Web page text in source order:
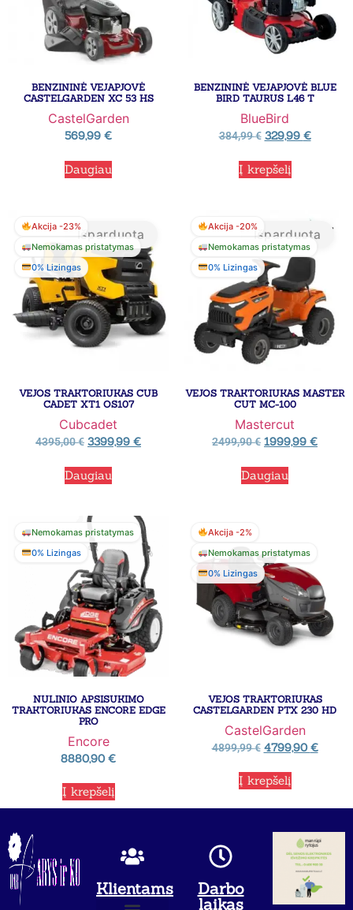
BENZININĖ VEJAPJOVĖ
CASTELGARDEN XC 53 HS
CastelGarden
569,99 €
Daugiau
BENZININĖ VEJAPJOVĖ BLUE
BIRD TAURUS L46 T
BlueBird
384,99€ 329,99 €
Į krepšelį
Akcija -23%
Nemokamas pristatymas
0% Lizingas
Išparduota
VEJOS TRAKTORIUKAS CUB
CADET XT1 OS107
Cubcadet
4395,00€ 3399,99 €
Daugiau
Akcija -20%
Nemokamas pristatymas
0% Lizingas
Išparduota
VEJOS TRAKTORIUKAS MASTER
CUT MC-100
Mastercut
2499,90€ 1999,99 €
Daugiau
Nemokamas pristatymas
0% Lizingas
NULINIO APSISUKIMO
TRAKTORIUKAS ENCORE EDGE
PRO
Encore
8880,90€
Į krepšelį
Akcija -2%
Nemokamas pristatymas
0% Lizingas
VEJOS TRAKTORIUKAS
CASTELGARDEN PTX 230 HD
CastelGarden
4899,99€ 4799,90€
Į krepšelį
Klientams
Darbo
laikas